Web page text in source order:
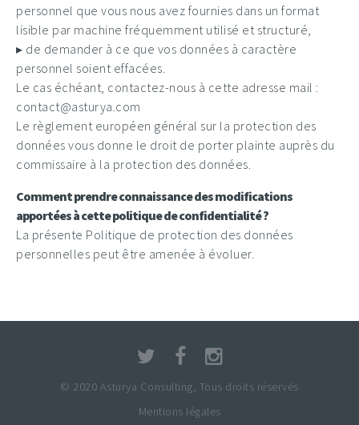
personnel que vous nous avez fournies dans un format
lisible par machine fréquemment utilisé et structuré,
▸ de demander à ce que vos données à caractère
personnel soient effacées.
Le cas échéant, contactez-nous à cette adresse mail :
contact@asturya.com
Le règlement européen général sur la protection des
données vous donne le droit de porter plainte auprès du
commissaire à la protection des données.
Comment prendre connaissance des modifications
apportées à cette politique de confidentialité ?
La présente Politique de protection des données
personnelles peut être amenée à évoluer.
© 2020 Asturya Consulting, Tous droits réservés
Mentions légales